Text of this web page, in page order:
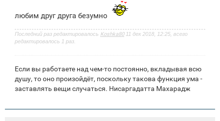
любим друг друга безумно
Последний раз редактировалось Koshka8011 дек 2018, 12:25, всего
редактировалось 1 раз.
Если вы работаете над чем-то постоянно, вкладывая всю
душу, то оно произойдёт, поскольку такова функция ума -
заставлять вещи случаться. Нисаргадатта Махарадж